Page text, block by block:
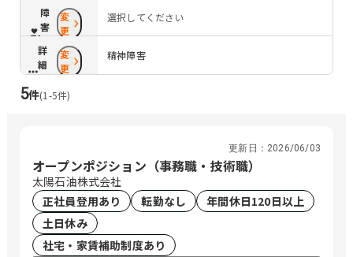
障
害
配
慮
変
更
選択してください
詳
細
条
件
変
更
精神障害
5件(1 -5件)
更新日： 2026/06/03
オープンポジション（事務職・技術職）
太陽石油株式会社
正社員登用あり
転勤なし
年間休日120日以上
土日休み
社宅・家賃補助制度あり